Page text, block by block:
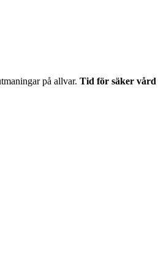
på allvar. Tid för säker vård